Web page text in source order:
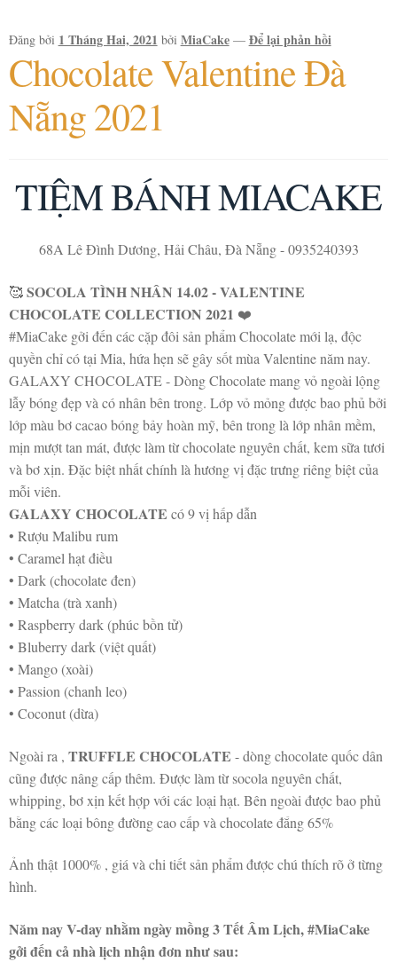
Đăng bởi 1 Tháng Hai, 2021 bởi MiaCake — Để lại phản hồi
Chocolate Valentine Đà
Nẵng 2021
TIỆM BÁNH MIACAKE
68A Lê Đình Dương, Hải Châu, Đà Nẵng - 0935240393
🥰SOCOLA TÌNH NHÂN 14.02 - VALENTINE
CHOCOLATE COLLECTION 2021 ❤️
#MiaCake gởi đến các cặp đôi sản phẩm Chocolate mới lạ, độc
quyền chỉ có tại Mia, hứa hẹn sẽ gây sốt mùa Valentine năm nay.
GALAXY CHOCOLATE - Dòng Chocolate mang vỏ ngoài lộng
lẫy bóng đẹp và có nhân bên trong. Lớp vỏ mỏng được bao phủ bởi
lớp màu bơ cacao bóng bảy hoàn mỹ, bên trong là lớp nhân mềm,
mịn mượt tan mát, được làm từ chocolate nguyên chất, kem sữa tươi
và bơ xịn. Đặc biệt nhất chính là hương vị đặc trưng riêng biệt của
mỗi viên.
GALAXY CHOCOLATE có 9 vị hấp dẫn
• Rượu Malibu rum
• Caramel hạt điều
• Dark (chocolate đen)
• Matcha (trà xanh)
• Raspberry dark (phúc bồn tử)
• Bluberry dark (việt quất)
• Mango (xoài)
• Passion (chanh leo)
• Coconut (dừa)
Ngoài ra , TRUFFLE CHOCOLATE - dòng chocolate quốc dân
cũng được nâng cấp thêm. Được làm từ socola nguyên chất,
whipping, bơ xịn kết hợp với các loại hạt. Bên ngoài được bao phủ
bằng các loại bông đường cao cấp và chocolate đắng 65%
Ảnh thật 1000% , giá và chi tiết sản phẩm được chú thích rõ ở từng
hình.
Năm nay V-day nhằm ngày mồng 3 Tết Âm Lịch, #MiaCake
gởi đến cả nhà lịch nhận đơn như sau: